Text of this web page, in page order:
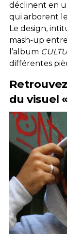
déclinent en
qui arborent
Le design,
mash-up
l’album
différentes
du visuel